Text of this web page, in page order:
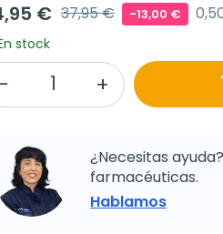
€ 37,95 € -13,00 €
stock
¿Necesitas
farmacéuticas.
Hablamos